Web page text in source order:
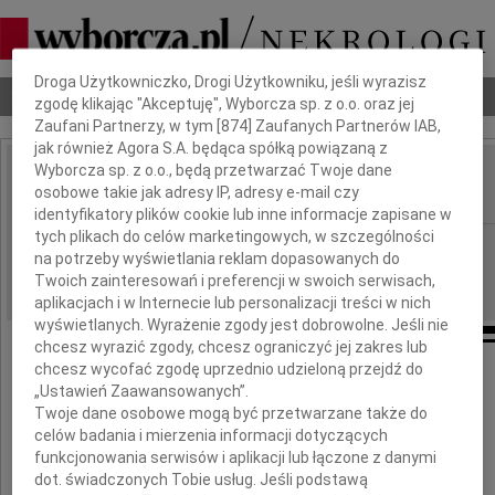
Nekrologi Odeszli Poradnik pogrzebowy
IMIĘ I NAZWISKO: Jan Nassalski
REGION: Warszawa
DATA EMISJI: 11.08.2009
Wyrazy głębokiego współczucia
z powodu śmierci
Dbamy o Twoją prywatność
Droga Użytkowniczko, Drogi Użytkowniku, jeśli wyrazisz
zgodę klikając "Akceptuję", Wyborcza sp. z o.o. oraz jej
Zaufani Partnerzy, w tym [874 ] Zaufanych Partnerów IAB,
jak również Agora S.A. będąca spółką powiązaną z
Wyborcza sp. z o.o., będą przetwarzać Twoje dane
osobowe takie jak adresy IP, adresy e-mail czy
identyfikatory plików cookie lub inne informacje zapisane w
tych plikach do celów marketingowych, w szczególności
na potrzeby wyświetlania reklam dopasowanych do
Twoich zainteresowań i preferencji w swoich serwisach,
aplikacjach i w Internecie lub personalizacji treści w nich
wyświetlanych. Wyrażenie zgody jest dobrowolne. Jeśli nie
chcesz wyrazić zgody, chcesz ograniczyć jej zakres lub
chcesz wycofać zgodę uprzednio udzieloną przejdź do
„Ustawień Zaawansowanych”.
Twoje dane osobowe mogą być przetwarzane także do
celów badania i mierzenia informacji dotyczących
funkcjonowania serwisów i aplikacji lub łączone z danymi
dot. świadczonych Tobie usług. Jeśli podstawą